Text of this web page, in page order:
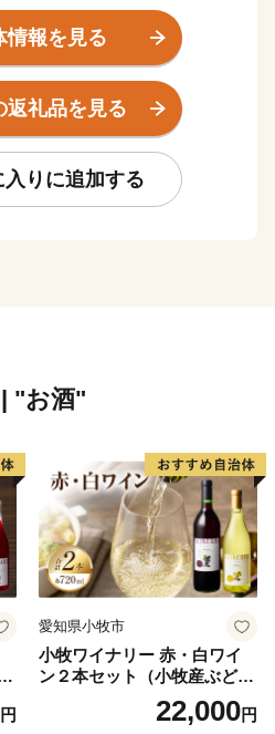
ることから北海道有数の観光
報番組「news おかえり」
いおしるこセット」
情報を見る
返礼品を見る
入りに追加する
"お酒"
円
愛知県小牧市
小牧ワイナリー 赤・白ワイ
ン２本セット（小牧産ぶどう
22,000円